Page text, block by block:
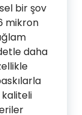
bir şov
mikron
daha
kaliteli